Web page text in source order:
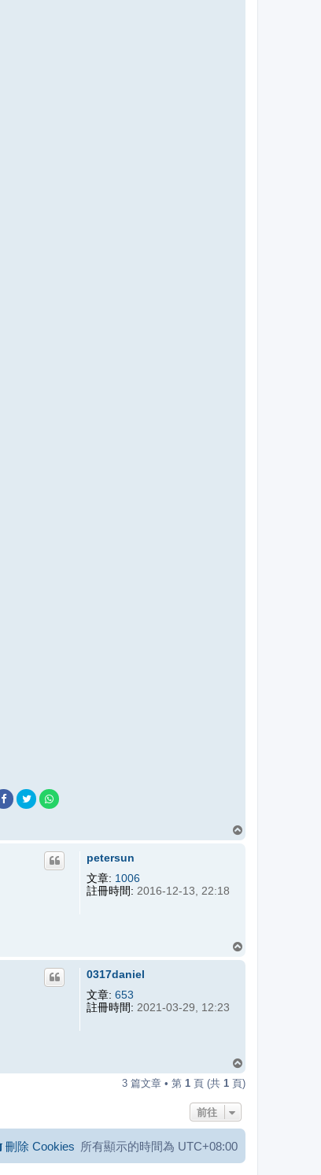
petersun
文章: 1006
註冊時間: 2016-12-13, 22:18
0317daniel
文章: 653
註冊時間: 2021-03-29, 12:23
3 篇文章 • 第 1 頁 (共 1 頁)
前往
所有顯示的時間為 UTC+08:00
刪除 Cookies